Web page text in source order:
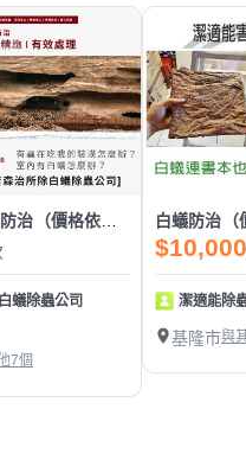
蟻除蟲公司
7個
白蟻防治（
$10,000
潔適能除
基隆市與